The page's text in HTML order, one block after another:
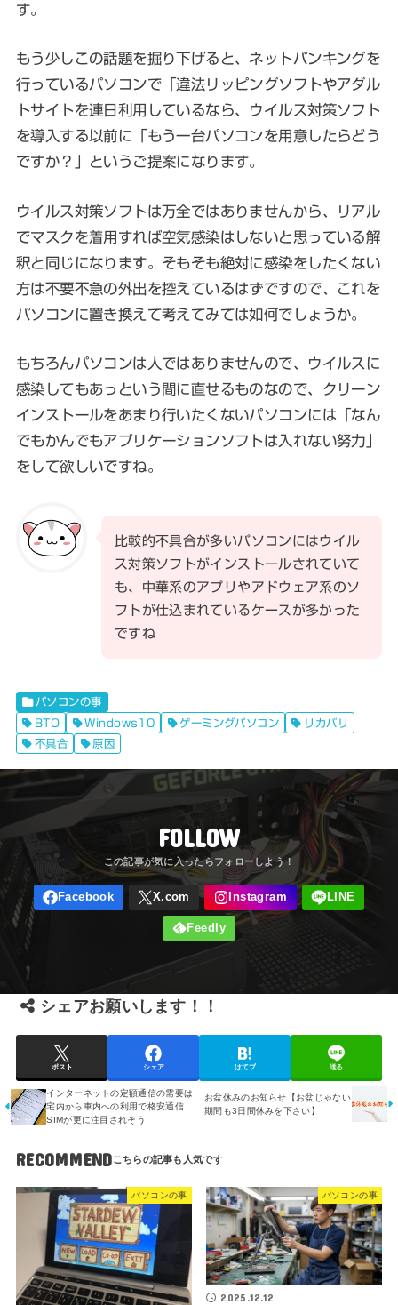
す。
もう少しこの話題を掘り下げると、ネットバンキングを
行っているパソコンで「違法リッピングソフトやアダル
トサイトを連日利用しているなら、ウイルス対策ソフト
を導入する以前に「もう一台パソコンを用意したらどう
ですか？」というご提案になります。
ウイルス対策ソフトは万全ではありませんから、リアル
でマスクを着用すれば空気感染はしないと思っている解
釈と同じになります。そもそも絶対に感染をしたくない
方は不要不急の外出を控えているはずですので、これを
パソコンに置き換えて考えてみては如何でしょうか。
もちろんパソコンは人ではありませんので、ウイルスに
感染してもあっという間に直せるものなので、クリーン
インストールをあまり行いたくないパソコンには「なん
でもかんでもアプリケーションソフトは入れない努力」
をして欲しいですね。
比較的不具合が多いパソコンにはウイル
ス対策ソフトがインストールされていて
も、中華系のアプリやアドウェア系のソ
フトが仕込まれているケースが多かった
ですね
パソコンの事
BTO
Windows10 ゲーミングパソコン
リカバリ
不具合
原因
FOLLOW
シェアお願いします！！
ポスト シェア はてブ 送る
お盆休みのお知らせ【お盆じゃない
期間も3日間休みを下さい】
インターネットの定額通信の需要は
宅内から車内への利用で格安通信
SIMが更に注目されそう
RECOMMEND
パソコンの事 パソコンの事
2025.12.12